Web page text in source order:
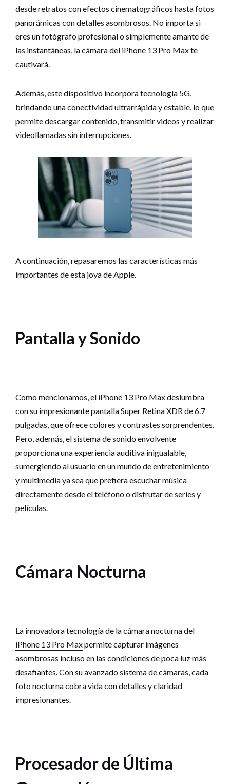
desde retratos con efectos cinematográficos hasta fotos
panorámicas con detalles asombrosos. No importa si
eres un fotógrafo profesional o simplemente amante de
las instantáneas, la cámara del iPhone 13 Pro Maxte
cautivará.
Además, este dispositivo incorpora tecnología 5G,
brindando una conectividad ultrarrápida y estable, lo que
permite descargar contenido, transmitir videos y realizar
videollamadas sin interrupciones.
A continuación, repasaremos las características más
importantes de esta joya de Apple.
Pantalla y Sonido
Como mencionamos, el iPhone 13 Pro Max deslumbra
con su impresionante pantalla Super Retina XDR de 6.7
pulgadas, que ofrece colores y contrastes sorprendentes.
Pero, además, el sistema de sonido envolvente
proporciona una experiencia auditiva inigualable,
sumergiendo al usuario en un mundo de entretenimiento
y multimedia ya sea que prefiera escuchar música
directamente desde el teléfono o disfrutar de series y
películas.
Cámara Nocturna
La innovadora tecnología de la cámara nocturna del
iPhone 13 Pro Maxpermite capturar imágenes
asombrosas incluso en las condiciones de poca luz más
desafiantes. Con su avanzado sistema de cámaras, cada
foto nocturna cobra vida con detalles y claridad
impresionantes.
Procesador de Última